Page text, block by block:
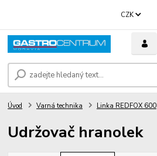
CZK
Úvod Varná technika Linka REDFOX 600
Udržovač hranolek